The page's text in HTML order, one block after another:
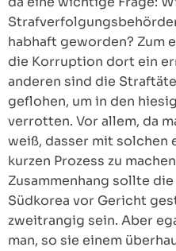
habhaft geworden? Zum
die Korruption dort ein
anderen sind die
geflohen, um in den
verrotten. Vor allem, da
weiß, dasser mit solchen
kurzen Prozess zu
Zusammenhang sollte
Südkorea vor Gericht
zweitrangig sein. Aber
man, so sie einem